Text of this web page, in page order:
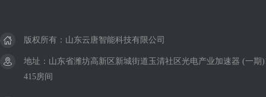
版权所有：山东云唐智能科技有限公司
地址：山东省潍坊高新区新城街道玉清社区光电产业加速器 (一期
415房间